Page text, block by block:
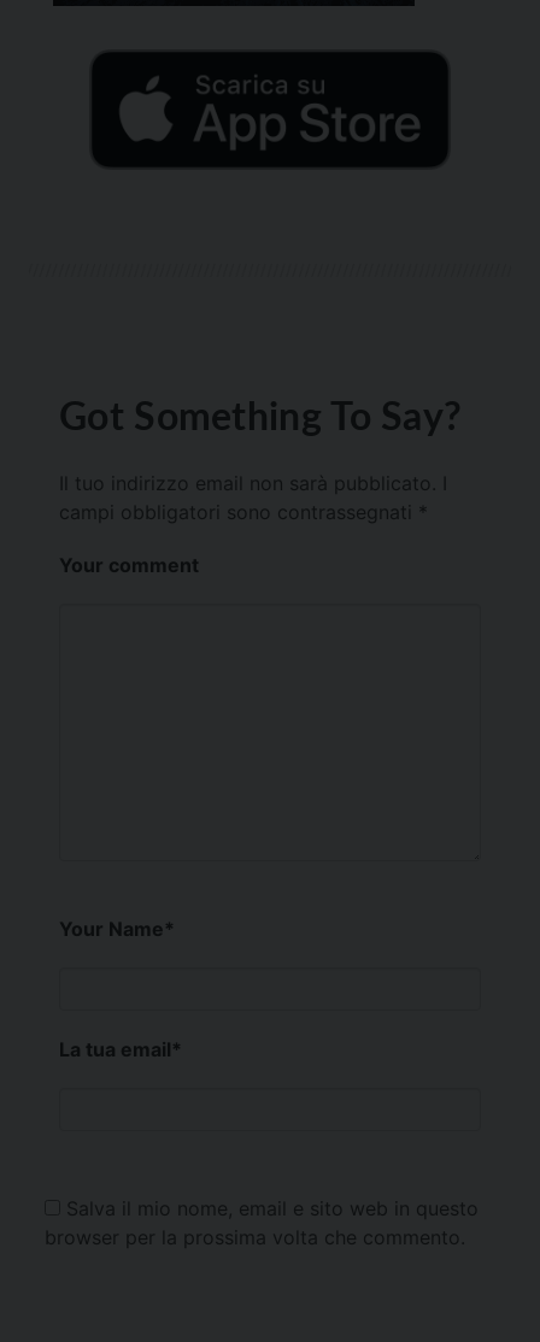
Got Something To Say?
Il tuo indirizzo email non sarà pubblicato.
campi obbligatori sono contrassegnati *
Your comment
Your Name*
La tua email*
Salva il mio nome, email e sito web in questo
browser per la prossima volta che commento.